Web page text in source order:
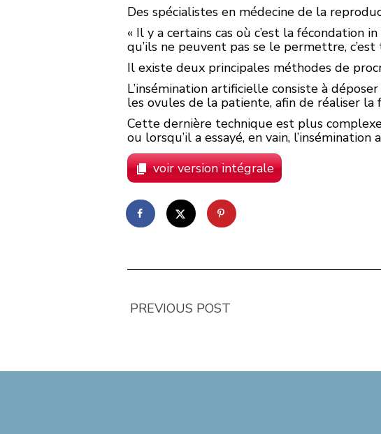
Des spécialistes en médecine de la
« Il y a certains cas où c’est la fécondation
qu’ils ne peuvent pas se le permettre,
Il existe deux principales méthodes de
L’insémination artificielle consiste à
les ovules de la patiente, afin de réaliser la
Cette dernière technique est plus
ou lorsqu’il a essayé, en vain, l’insémination
voir version intégrale
PREVIOUS POST